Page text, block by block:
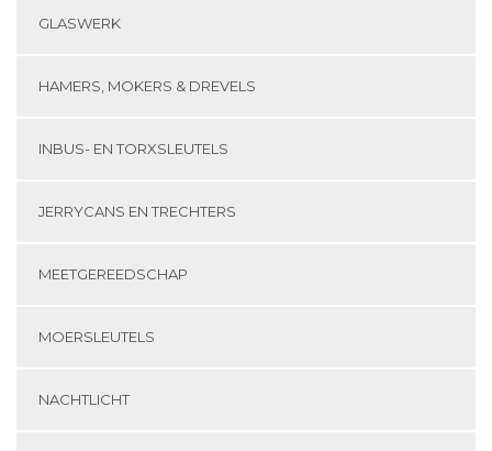
GLASWERK
HAMERS, MOKERS & DREVELS
INBUS- EN TORXSLEUTELS
JERRYCANS EN TRECHTERS
MEETGEREEDSCHAP
MOERSLEUTELS
NACHTLICHT